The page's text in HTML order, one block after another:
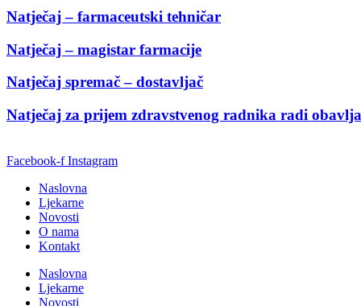
Natječaj – farmaceutski tehničar
Natječaj – magistar farmacije
Natječaj spremač – dostavljač
Natječaj za prijem zdravstvenog radnika radi
Facebook-f Instagram
Naslovna
Ljekarne
Novosti
O nama
Kontakt
Naslovna
Ljekarne
Novosti